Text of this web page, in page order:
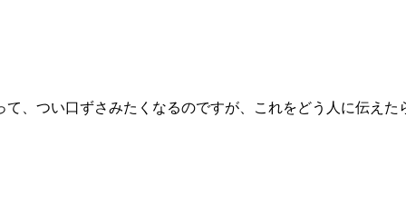
、つい口ずさみたくなるのですが、これをどう人に伝え